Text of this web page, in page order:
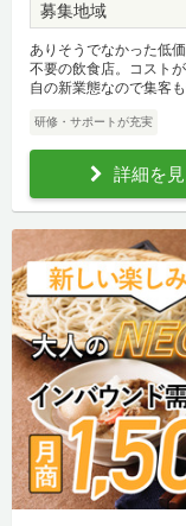
募集地域
ありそうでなかった低
不要の飲食店。コスト
自の新業態なので集客
研修・サポートが充実
詳細を